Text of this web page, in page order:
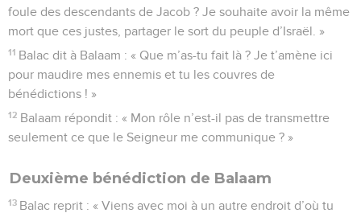
foule des descendants de Jacob ? Je souhaite avoir la même
mort que ces justes, partager le sort du peuple d’Israël. »
11 Balac dit à Balaam : « Que m’as-tu fait là ? Je t’amène ici
pour maudire mes ennemis et tu les couvres de
bénédictions ! »
12 Balaam répondit : « Mon rôle n’est-il pas de transmettre
seulement ce que le Seigneur me communique ? »
Deuxième bénédiction de Balaam
13 Balac reprit : « Viens avec moi à un autre endroit d’où tu